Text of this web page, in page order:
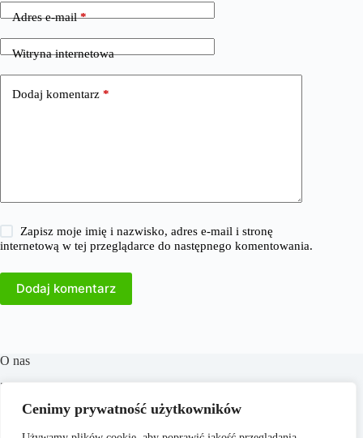
Cenimy prywatność użytkowników
Adres e-mail*
Witryna internetowa
Dodaj komentarz *
Zapisz moje imię i nazwisko, adres e-mail i stronę
internetową w tej przeglądarce do następnego komentowania.
Dodaj komentarz
O nas
​38Milionow.pl to portal internetowy oferujący aktualne
informacje i analizy z dziedzin takich jak biznes, finanse,
praca, technologia, marketing i prawo. Naszym celem jest
dostarczanie rzetelnych treści, które wspierają czytelników w